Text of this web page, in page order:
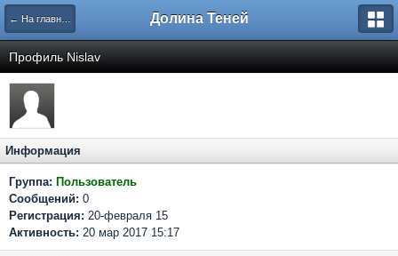
← На главную Долина Теней
Профиль Nislav
Информация
Группа: Пользователь
Сообщений: 0
Регистрация: 20-февраля 15
Активность: 20 мар 2017 15:17